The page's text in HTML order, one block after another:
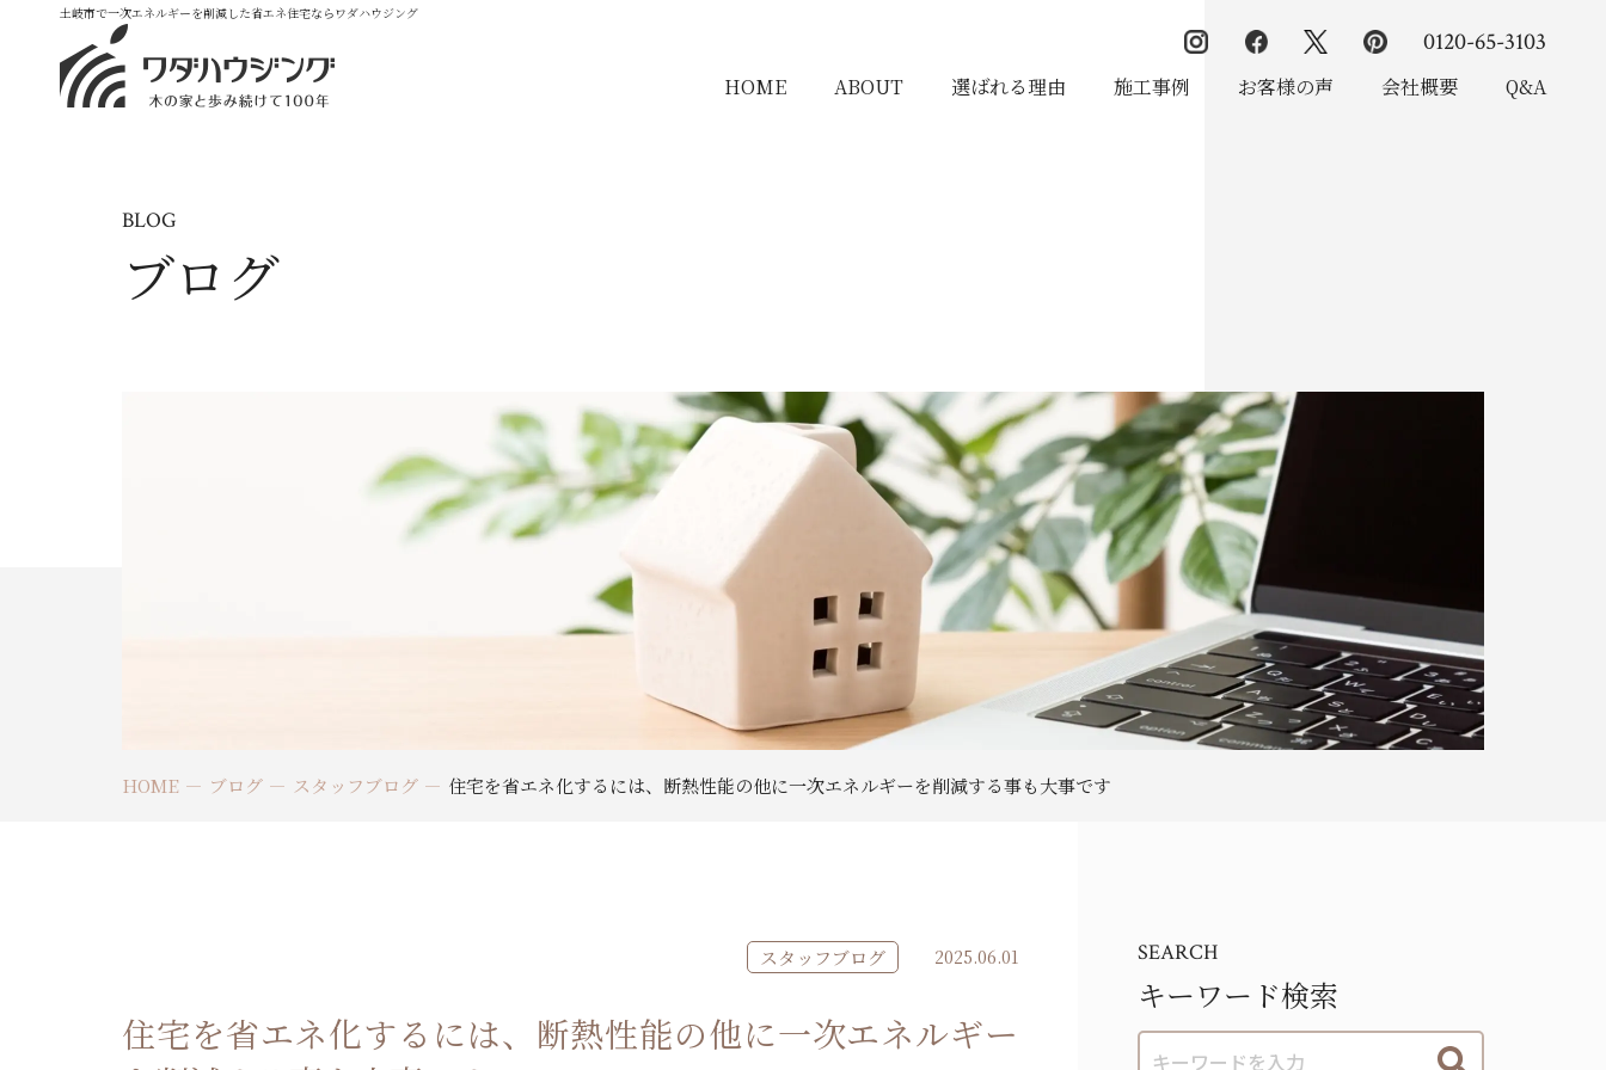
土岐市で一次エネルギーを削減した省エネ住宅ならワダハウジング
0120-65-3103
HOME ABOUT 選ばれる理由 施工事例 お客様の声 会社概要 Q&A
BLOG
ブログ
HOME ブログ スタッフブログ 住宅を省エネ化するには、断熱性能の他に一次エネルギーを削減する事も大事です
スタッフブログ 2025.06.01
住宅を省エネ化するには、断熱性能の他に一次エネルギー
SEARCH
キーワード検索